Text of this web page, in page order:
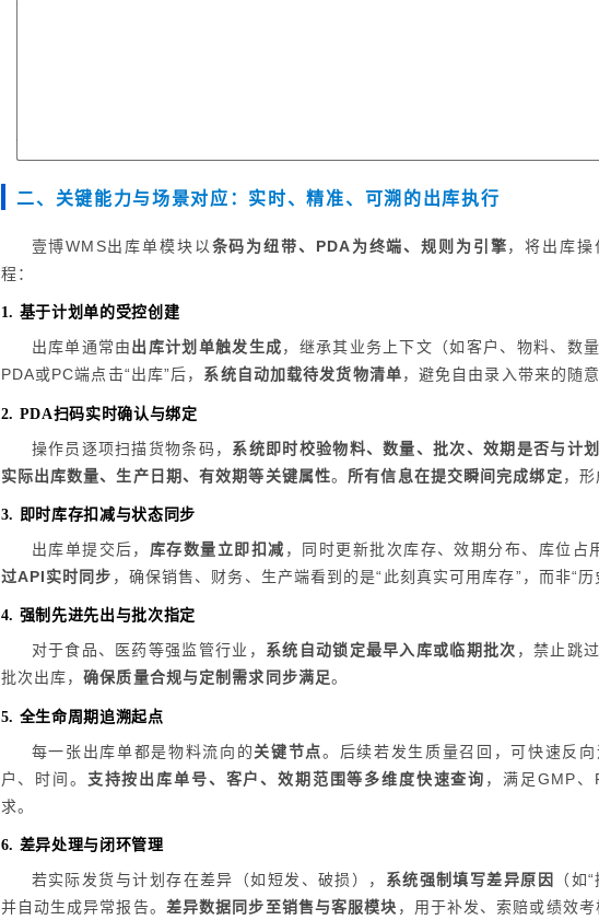
二、关键能力与场景对应：实时、精准、可溯的出库执行
壹博WMS出库单模块以 条码为纽带、PDA为终端、规则为引擎，将出库
程：
1. 基于计划单的受控创建
出库单通常由出库计划单触发生成，继承其业务上下文（如客户、物料、数
PDA或PC端点击“出库”后， 系统自动加载待发货物清单，避免自由录入带来的随意
2. PDA扫码实时确认与绑定
操作员逐项扫描货物条码， 系统即时校验物料、数量、批次、效期是否与计
实际出库数量、生产日期、有效期等关键属性。 所有信息在提交瞬间完成绑定，
3. 即时库存扣减与状态同步
出库单提交后， 库存数量立即扣减 ，同时更新批次库存、效期分布、库位占
过API实时同步 ，确保销售、财务、生产端看到的是“此刻真实可用库存”，而非“历
4. 强制先进先出与批次指定
对于食品、医药等强监管行业， 系统自动锁定最早入库或临期批次 ，禁止跳
批次出库，确保质量合规与定制需求同步满足。
5. 全生命周期追溯起点
每一张出库单都是物料流向的关键节点。后续若发生质量召回，可快速反
户、时间。 支持按出库单号、客户、效期范围等多维度快速查询 ，满足GMP
求。
6. 差异处理与闭环管理
若实际发货与计划存在差异（如短发、破损）， 系统强制填写差异原因
（如
并自动生成异常报告。 差异数据同步至销售与客服模块 ，用于补发、索赔或绩效考